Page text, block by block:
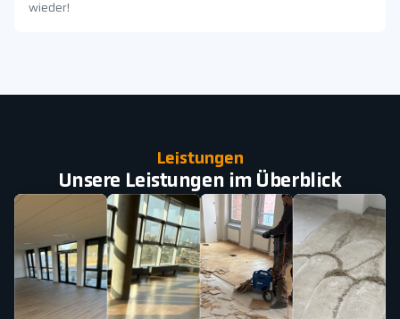
wieder!
Leistungen
Unsere Leistungen im Überblick